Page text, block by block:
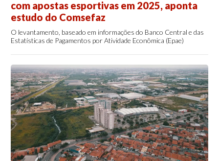
com apostas esportivas em 2025, aponta
estudo do Comsefaz
O levantamento, baseado em informações do Banco Central e das
Estatísticas de Pagamentos por Atividade Econômica (Epae)